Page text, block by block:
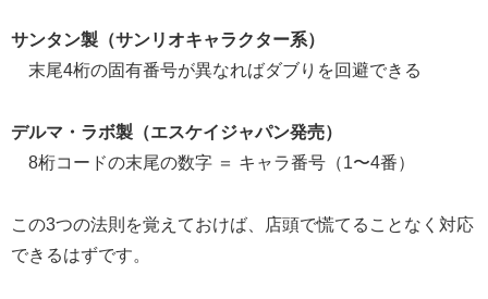
サンタン製（サンリオキャラクター系）
末尾4桁の固有番号が異なればダブりを回避できる
デルマ・ラボ製（エスケイジャパン発売）
8桁コードの末尾の数字 ＝ キャラ番号（1〜4番）
この3つの法則を覚えておけば、店頭で慌てることなく対応
できるはずです。